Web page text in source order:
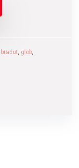
bradut, glob,